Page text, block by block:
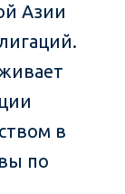
Азии
в
по